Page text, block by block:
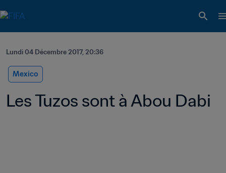
Lundi 04 Décembre 2017, 20:36
Mexico
Les Tuzos sont à Abou Dabi